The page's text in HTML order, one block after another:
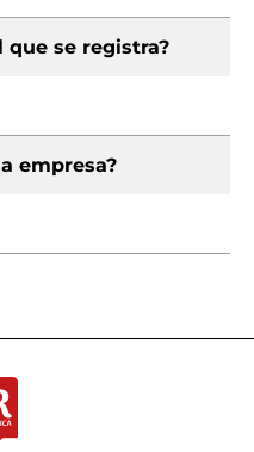
que se registra?
empresa?